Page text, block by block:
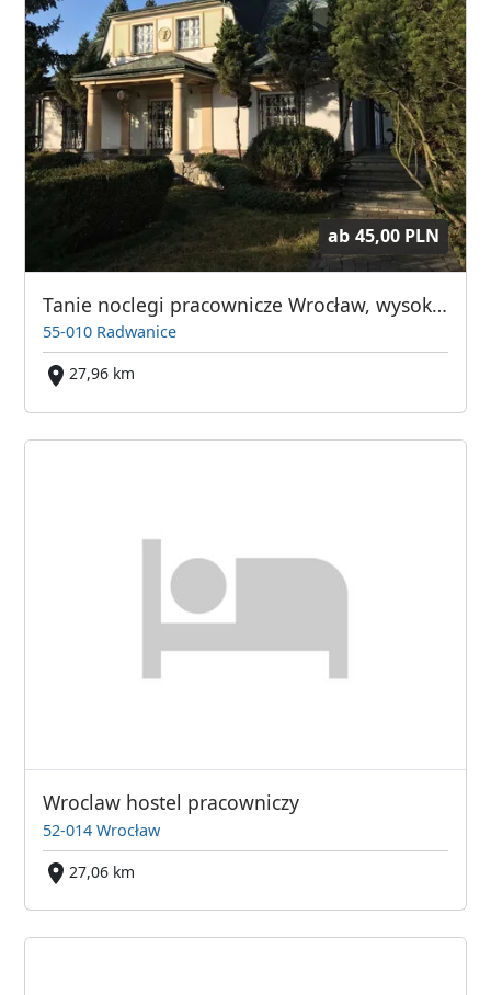
ab 45,00 PLN
Tanie noclegi pracownicze Wrocław, wysoki standard-niska cena od 45
55-010 Radwanice
27,96 km
Wroclaw hostel pracowniczy
52-014 Wrocław
27,06 km